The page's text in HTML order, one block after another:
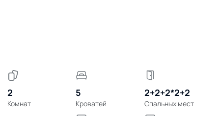
2
Комнат
5
Кроватей
2+2+2*2+2
Спальных мест